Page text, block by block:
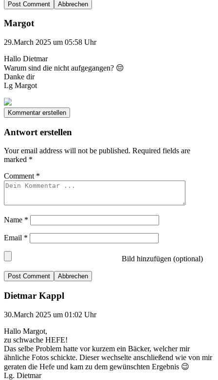
Abbrechen
Margot
29.March 2025 um 05:58 Uhr
Hallo Dietmar
Warum sind die nicht aufgegangen? 😔
Danke dir
Lg Margot
Kommentar erstellen
Antwort erstellen
Your email address will not be published. Required fields are
marked *
Comment *
Name *
Email *
Bild hinzufügen (optional)
Abbrechen
Dietmar Kappl
30.March 2025 um 01:02 Uhr
Hallo Margot,
zu schwache HEFE!
Das selbe Problem hatte vor kurzem ein Bäcker, welcher mir
ähnliche Fotos schickte. Dieser wechselte anschließend wie von mir
geraten die Hefe und kam zu dem gewünschten Ergebnis 😉
Lg. Dietmar